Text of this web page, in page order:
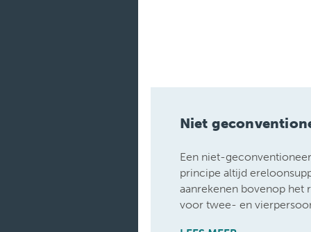
Niet
Een niet-
principe altijd
aanrekenen bovenop het
voor twee- en